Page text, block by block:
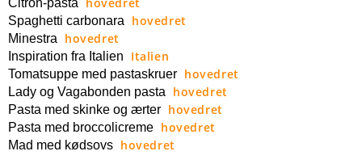
Spaghetti carbonara hovedret
Minestra hovedret
Inspiration fra Italien Italien
Tomatsuppe med pastaskruer hovedret
Lady og Vagabonden pasta hovedret
Pasta med skinke og ærter hovedret
Pasta med broccolicreme hovedret
Mad med kødsovs hovedret